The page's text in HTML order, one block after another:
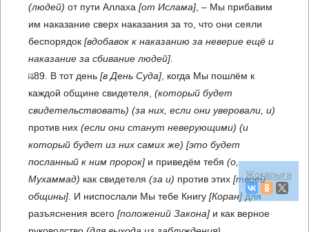
(людей) от пути Аллаха [от Ислама] , – Мы прибавим
им наказание сверх наказания за то, что они сеяли
беспорядок [вдобавок к наказанию за неверие ещё и
наказание за сбивание людей]
89. В тот день [в День Суда] , когда Мы пошлём к
каждой общине свидетеля, (который будет
свидетельствовать) (за них, если они уверовали, и)
против них (если они станут неверующими) (и
который будет из них самих же) [это будет
посланный к ним пророк] и приведём тебя (о,
Мухаммад) как свидетеля (за и) против этих [твоей
общины] . И ниспослали Мы тебе Книгу [Коран] для
разъяснения всего [положений Закона] и как верное
Жоғарыға